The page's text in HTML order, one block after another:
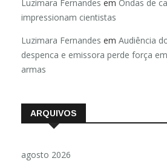
Luzimara Fernandes em Ondas de
impressionam cientistas
Luzimara Fernandes em Audiência
despenca e emissora perde força
armas
ARQUIVOS
agosto 2026